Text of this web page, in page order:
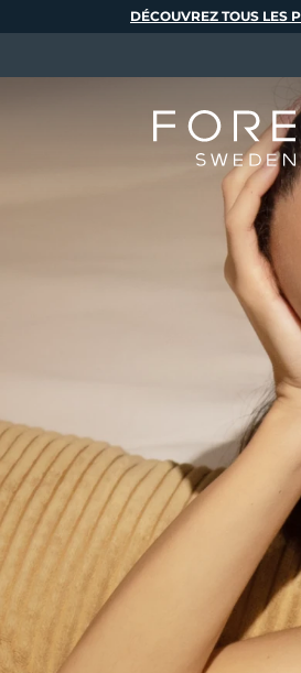
DÉCOUVREZ TOUS LES